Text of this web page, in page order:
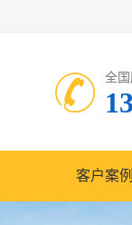
全
客户案例